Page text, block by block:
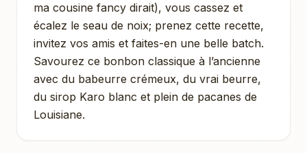
ma cousine fancy dirait), vous cassez et
écalez le seau de noix; prenez cette recette,
invitez vos amis et faites-en une belle batch.
Savourez ce bonbon classique à l’ancienne
avec du babeurre crémeux, du vrai beurre,
du sirop Karo blanc et plein de pacanes de
Louisiane.